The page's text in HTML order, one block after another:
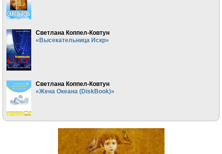
Светлана Коппел-Ковтун
«Высекательница Искр»
Светлана Коппел-Ковтун
«Жена Океана (DiskBook)»